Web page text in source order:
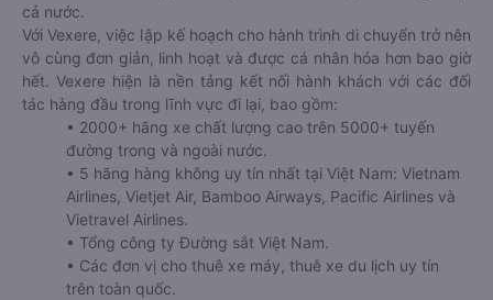
cả nước.
Với Vexere, việc lập kế hoạch cho hành trình di chuyển trở nên
vô cùng đơn giản, linh hoạt và được cá nhân hóa hơn bao giờ
hết. Vexere hiện là nền tảng kết nối hành khách với các đối
tác hàng đầu trong lĩnh vực đi lại, bao gồm:
• 2000+ hãng xe chất lượng cao trên 5000+ tuyến
đường trong và ngoài nước.
• 5 hãng hàng không uy tín nhất tại Việt Nam: Vietnam
Airlines, Vietjet Air, Bamboo Airways, Pacific Airlines và
Vietravel Airlines.
• Tổng công ty Đường sắt Việt Nam.
• Các đơn vị cho thuê xe máy, thuê xe du lịch uy tín
trên toàn quốc.